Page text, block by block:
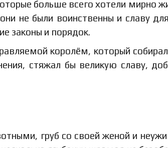
больше всего хотели мирно
не были воинственны и славу
законы и порядок.
королём, который
стяжал бы великую славу,
груб со своей женой и